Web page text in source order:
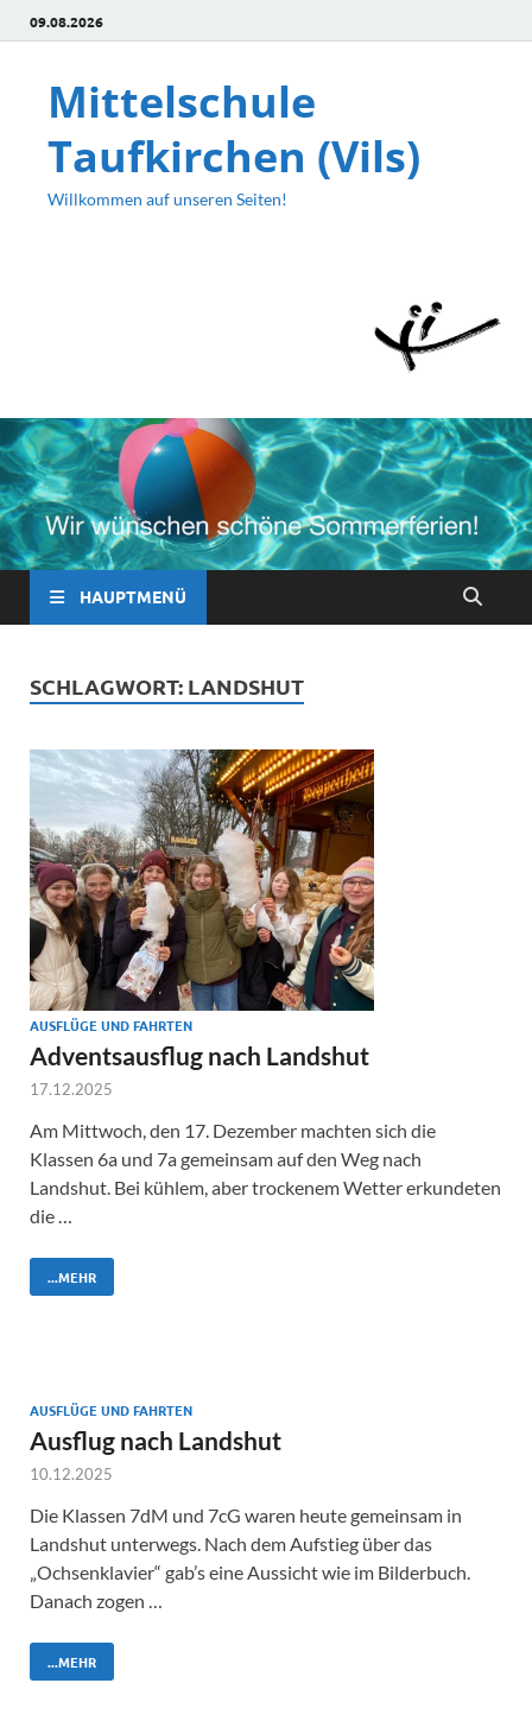
09.08.2026
Mittelschule
Taufkirchen (Vils)
Willkommen auf unseren Seiten!
HAUPTMENÜ
SCHLAGWORT: LANDSHUT
AUSFLÜGE UND FAHRTEN
Adventsausflug nach Landshut
17.12.2025
Am Mittwoch, den 17. Dezember machten sich die
Klassen 6a und 7a gemeinsam auf den Weg nach
Landshut. Bei kühlem, aber trockenem Wetter erkundeten
die …
...MEHR
AUSFLÜGE UND FAHRTEN
Ausflug nach Landshut
10.12.2025
Die Klassen 7dM und 7cG waren heute gemeinsam in
Landshut unterwegs. Nach dem Aufstieg über das
„Ochsenklavier“ gab’s eine Aussicht wie im Bilderbuch.
Danach zogen …
...MEHR